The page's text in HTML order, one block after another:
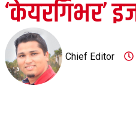
‘केयरगिभर’
Chief Editor